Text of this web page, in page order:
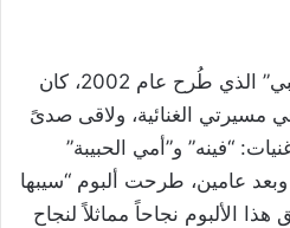
بصراحة، ألبوم “جوه في قلبي” الذي طُرح عام 2002، كان
مسيرتي الغنائية، ولاقى صدىً
“فينه” و”أمي الحبيبة”
عامين، طرحت ألبوم “سيبها
الألبوم نجاحاً مماثلاً لنجاح